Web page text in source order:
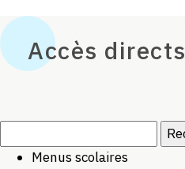
Accès directs
Menus scolaires